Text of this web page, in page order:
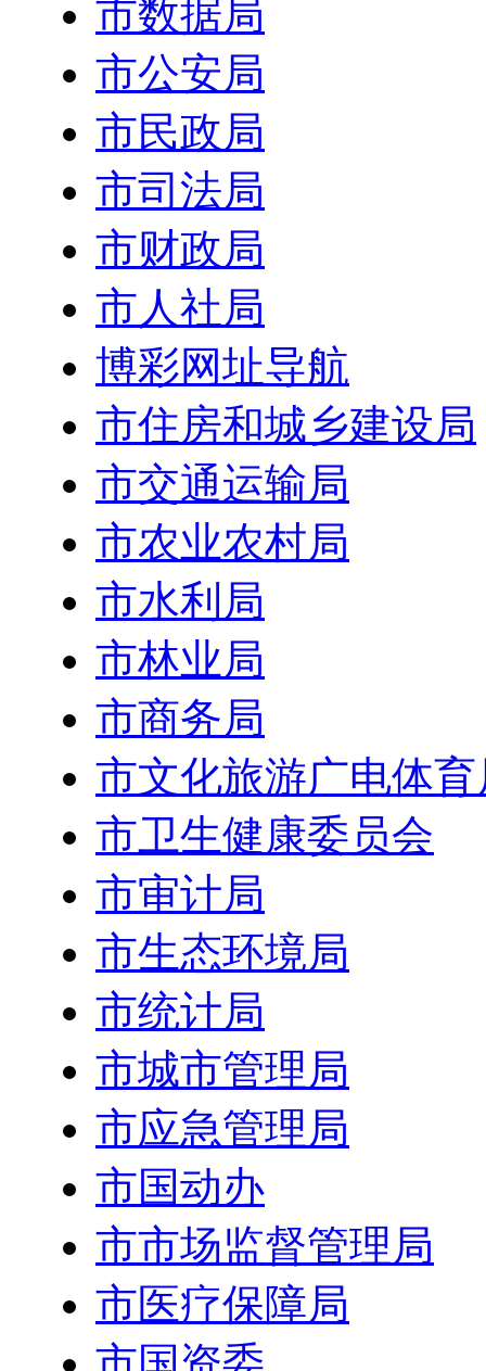
市数据局
市公安局
市民政局
市司法局
市财政局
市人社局
博彩网址导航
市住房和城乡建设局
市交通运输局
市农业农村局
市水利局
市林业局
市商务局
市文化旅游广电体育
市卫生健康委员会
市审计局
市生态环境局
市统计局
市城市管理局
市应急管理局
市国动办
市市场监督管理局
市医疗保障局